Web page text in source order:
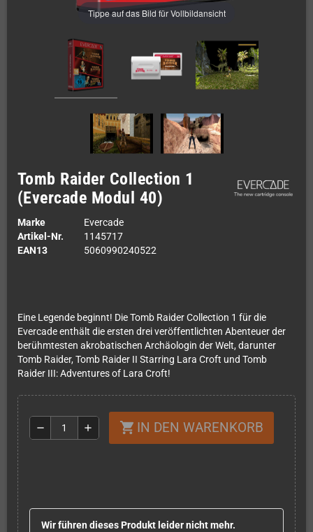
Tippe auf das Bild für Vollbildansicht
Tomb Raider Collection 1
(Evercade Modul 40)
Marke
Evercade
Artikel-Nr.
1145717
EAN13
5060990240522
Eine Legende beginnt! Die Tomb Raider Collection 1 für die
Evercade enthält die ersten drei veröffentlichten Abenteuer der
berühmtesten akrobatischen Archäologin der Welt, darunter
Tomb Raider, Tomb Raider II Starring Lara Croft und Tomb
Raider III: Adventures of Lara Croft!
remove add shopping_cart IN DEN WARENKORB
Wir führen dieses Produkt leider nicht mehr.